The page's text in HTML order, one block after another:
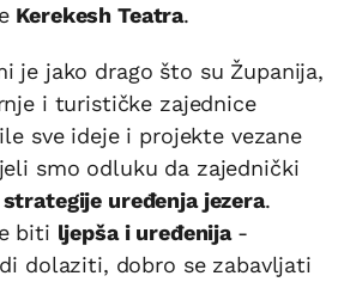
Kerekesh Teatra.
je jako drago što su Županija,
i turističke zajednice
sve ideje i projekte vezane
smo odluku da zajednički
strategije uređenja jezera.
biti ljepša i uređenija -
dolaziti, dobro se zabavljati